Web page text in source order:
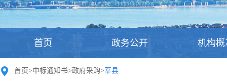
首页 政务公开 机构概
首页>中标通知书>政府采购>莘县